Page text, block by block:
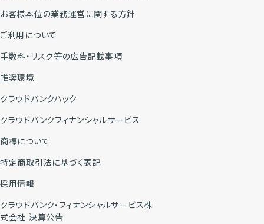
お客様本位の業務運営に関する方針
ご利用について
手数料・リスク等の広告記載事項
推奨環境
クラウドバンクハック
クラウドバンクフィナンシャルサービス
商標について
特定商取引法に基づく表記
採用情報
クラウドバンク・フィナンシャルサービス株
式会社 決算公告